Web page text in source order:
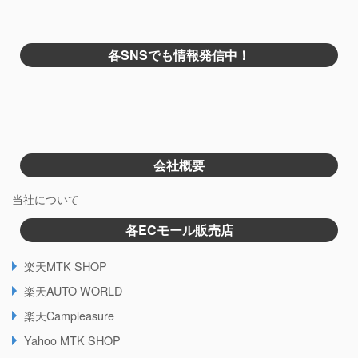
各SNSでも情報発信中！
会社概要
当社について
各ECモール販売店
楽天MTK SHOP
楽天AUTO WORLD
楽天Campleasure
Yahoo MTK SHOP